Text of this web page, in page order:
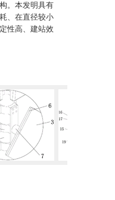
。本发明具有
、在直径较小
性高、建站效